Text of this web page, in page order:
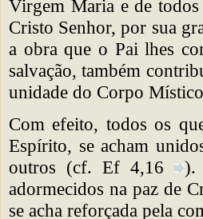
Virgem Maria e de todos
Cristo Senhor, por sua
a obra que o Pai lhes
salvação, também
unidade do Corpo
Com efeito, todos os
Espírito, se acham
outros (cf. Ef 4,16
).
adormecidos na paz de
se acha reforçada pela